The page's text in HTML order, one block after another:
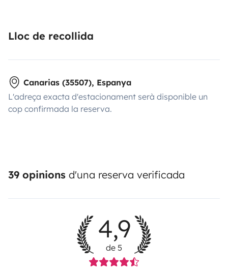
Lloc de recollida
Canarias (35507), Espanya
L'adreça exacta d'estacionament serà disponible un
cop confirmada la reserva.
39 opinions d'una reserva verificada
4,9
de 5